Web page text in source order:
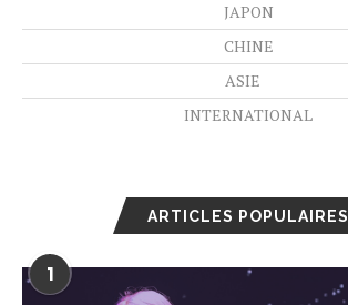
JAPON
CHINE
ASIE
INTERNATIONAL
ARTICLES POPULAIRES
1